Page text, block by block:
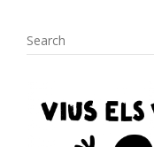
S
e